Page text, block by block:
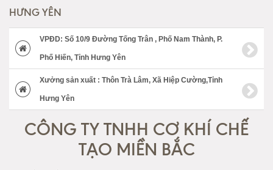
HƯNG YÊN
VPĐD: Số 10/9 Đường Tống Trân , Phố Nam Thành, P.
Phố Hiến, Tỉnh Hưng Yên
Xưởng sản xuất : Thôn Trà Lâm, Xã Hiệp Cường,Tỉnh
Hưng Yên
CÔNG TY TNHH CƠ KHÍ CHẾ
TẠO MIỀN BẮC